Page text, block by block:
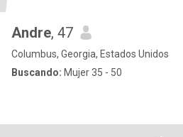
Andre, 47
Columbus, Georgia, Estados Unidos
Buscando: Mujer 35 - 50